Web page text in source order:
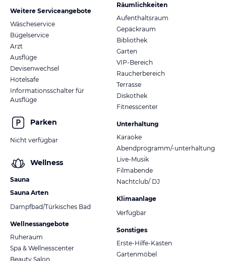
Weitere Serviceangebote
Wäscheservice
Bügelservice
Arzt
Ausflüge
Devisenwechsel
Hotelsafe
Informationsschalter für
Ausflüge
Parken
Nicht verfügbar
Wellness
Sauna
Sauna Arten
Dampfbad/Türkisches Bad
Wellnessangebote
Ruheraum
Spa & Wellnesscenter
Beauty Salon
Räumlichkeiten
Aufenthaltsraum
Gepäckraum
Bibliothek
Garten
VIP-Bereich
Raucherbereich
Terrasse
Diskothek
Fitnesscenter
Unterhaltung
Karaoke
Abendprogramm/-unterhaltung
Live-Musik
Filmabende
Nachtclub/ DJ
Klimaanlage
Verfügbar
Sonstiges
Erste-Hilfe-Kasten
Gartenmöbel